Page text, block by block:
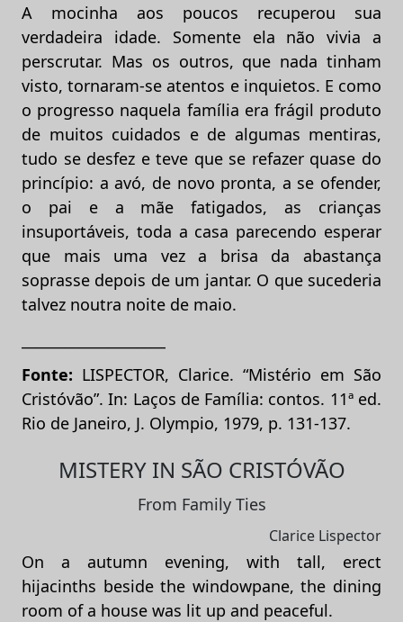
A mocinha aos poucos recuperou sua
verdadeira idade. Somente ela não vivia a
perscrutar. Mas os outros, que nada tinham
visto, tornaram-se atentos e inquietos. E como
o progresso naquela família era frágil produto
de muitos cuidados e de algumas mentiras,
tudo se desfez e teve que se refazer quase do
princípio: a avó, de novo pronta, a se ofender,
o pai e a mãe fatigados, as crianças
insuportáveis, toda a casa parecendo esperar
que mais uma vez a brisa da abastança
soprasse depois de um jantar. O que sucederia
talvez noutra noite de maio.
Fonte: LISPECTOR, Clarice. “Mistério em São
Cristóvão”. In: Laços de Família: contos. 11ª ed.
Rio de Janeiro, J. Olympio, 1979, p. 131-137.
MISTERY IN SÃO CRISTÓVÃO
From Family Ties
Clarice Lispector
On a autumn evening, with tall, erect
hijacinths beside the windowpane, the dining
room of a house was lit up and peaceful.